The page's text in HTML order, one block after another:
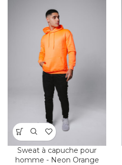
Sweat à capuche pour
homme - Neon Orange